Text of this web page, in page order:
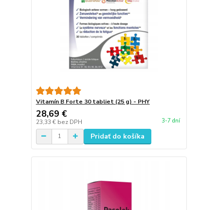
Vitamín B Forte 30 tabliet (25 g) - PHY
28,69 €
23,33 € bez DPH 3-7 dní
Pridať do košíka